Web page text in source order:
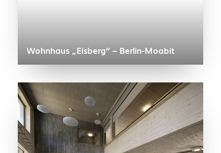
Wohnhaus „Eisberg“ – Berlin-Moabit​